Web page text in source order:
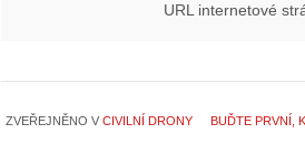
URL internetové
ZVEŘEJNĚNO V CIVILNÍ DRONY BUĎTE PRVNÍ,